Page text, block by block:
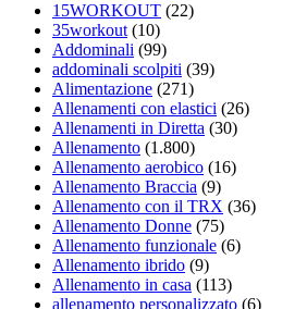
15WORKOUT (22)
35workout (10)
Addominali (99)
addominali scolpiti (39)
Alimentazione (271)
Allenamenti con elastici (26)
Allenamenti in Diretta (30)
Allenamento (1.800)
Allenamento aerobico (16)
Allenamento Braccia (9)
Allenamento con il TRX (36)
Allenamento Donne (75)
Allenamento funzionale (6)
Allenamento ibrido (9)
Allenamento in casa (113)
allenamento personalizzato (6)